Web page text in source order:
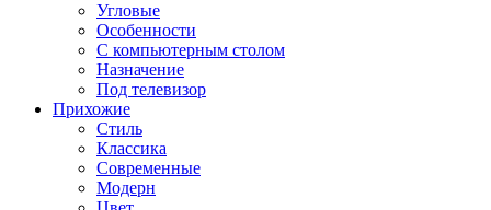
Угловые
Особенности
С компьютерным столом
Назначение
Под телевизор
Прихожие
Стиль
Классика
Современные
Модерн